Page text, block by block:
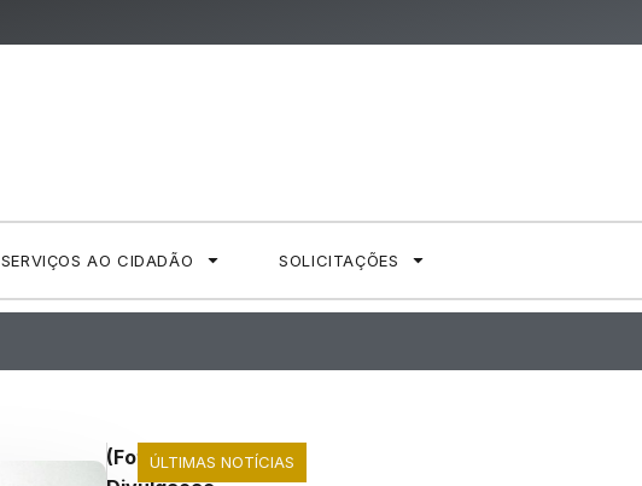
SERVIÇOS AO CIDADÃO SOLICITAÇÕES
(Foto:ÚLTIMAS NOTÍCIAS